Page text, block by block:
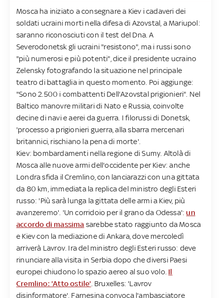
Mosca ha iniziato a consegnare a Kiev i cadaveri dei
soldati ucraini morti nella difesa di Azovstal, a Mariupol:
saranno riconosciuti con il test del Dna. A
Severodonetsk gli ucraini "resistono", ma i russi sono
"più numerosi e più potenti", dice il presidente ucraino
Zelensky fotografando la situazione nel principale
teatro di battaglia in questo momento. Poi aggiunge:
"Sono 2.500 i combattenti Dell'Azovstal prigionieri". Nel
Baltico manovre militari di Nato e Russia, coinvolte
decine di navi e aerei da guerra. I filorussi di Donetsk,
'processo a prigionieri guerra, alla sbarra mercenari
britannici, rischiano la pena di morte'.
Kiev: bombardamenti nella regione di Sumy. Altolà di
Mosca alle nuove armi dell'occidente per Kiev: anche
Londra sfida il Cremlino, con lanciarazzi con una gittata
da 80 km, immediata la replica del ministro degli Esteri
russo: 'Più sarà lunga la gittata delle armi a Kiev, più
avanzeremo'. 'Un corridoio per il grano da Odessa':un
accordo di massima sarebbe stato raggiunto da Mosca
e Kiev con la mediazione di Ankara, dove mercoledì
arriverà Lavrov. Ira del ministro degli Esteri russo: deve
rinunciare alla visita in Serbia dopo che diversi Paesi
europei chiudono lo spazio aereo al suo volo. Il
Cremlino: 'Atto ostile' . Bruxelles: 'Lavrov
disinformatore'. Farnesina convoca l'ambasciatore